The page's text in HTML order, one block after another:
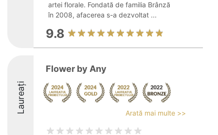
artei florale. Fondată de familia Brânză
în 2008, afacerea s-a dezvoltat ...
9.8
Laureați
Flower by Any
Arată mai multe >>